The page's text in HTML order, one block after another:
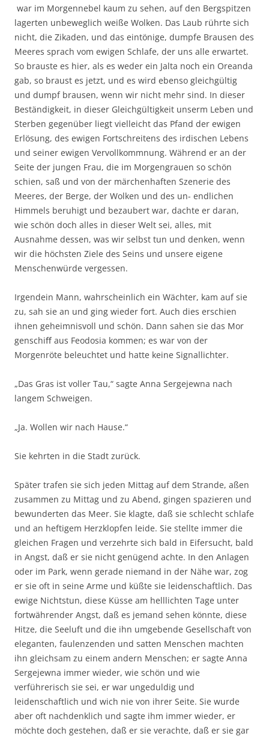
war im Morgennebel kaum zu sehen, auf den Bergspitzen
lagerten unbeweglich weiße Wolken. Das Laub rührte sich
nicht, die Zikaden, und das eintönige, dumpfe Brausen des
Meeres sprach vom ewigen Schlafe, der uns alle erwartet.
So brauste es hier, als es weder ein Jalta noch ein Oreanda
gab, so braust es jetzt, und es wird ebenso gleichgültig
und dumpf brausen, wenn wir nicht mehr sind. In dieser
Beständigkeit, in dieser Gleichgültigkeit unserm Leben und
Sterben gegenüber liegt vielleicht das Pfand der ewigen
Erlösung, des ewigen Fortschreitens des irdischen Lebens
und seiner ewigen Vervollkommnung. Während er an der
Seite der jungen Frau, die im Morgengrauen so schön
schien, saß und von der märchenhaften Szenerie des
Meeres, der Berge, der Wolken und des un- endlichen
Himmels beruhigt und bezaubert war, dachte er daran,
wie schön doch alles in dieser Welt sei, alles, mit
Ausnahme dessen, was wir selbst tun und denken, wenn
wir die höchsten Ziele des Seins und unsere eigene
Menschenwürde vergessen.
Irgendein Mann, wahrscheinlich ein Wächter, kam auf sie
zu, sah sie an und ging wieder fort. Auch dies erschien
ihnen geheimnisvoll und schön. Dann sahen sie das Mor
genschiﬀ aus Feodosia kommen; es war von der
Morgenröte beleuchtet und hatte keine Signallichter.
„Das Gras ist voller Tau,“ sagte Anna Sergejewna nach
langem Schweigen.
„Ja. Wollen wir nach Hause.“
Sie kehrten in die Stadt zurück.
Später trafen sie sich jeden Mittag auf dem Strande, aßen
zusammen zu Mittag und zu Abend, gingen spazieren und
bewunderten das Meer. Sie klagte, daß sie schlecht schlafe
und an heftigem Herzklopfen leide. Sie stellte immer die
gleichen Fragen und verzehrte sich bald in Eifersucht, bald
in Angst, daß er sie nicht genügend achte. In den Anlagen
oder im Park, wenn gerade niemand in der Nähe war, zog
er sie oft in seine Arme und küßte sie leidenschaftlich. Das
ewige Nichtstun, diese Küsse am helllichten Tage unter
fortwährender Angst, daß es jemand sehen könnte, diese
Hitze, die Seeluft und die ihn umgebende Gesellschaft von
eleganten, faulenzenden und satten Menschen machten
ihn gleichsam zu einem andern Menschen; er sagte Anna
Sergejewna immer wieder, wie schön und wie
verführerisch sie sei, er war ungeduldig und
leidenschaftlich und wich nie von ihrer Seite. Sie wurde
aber oft nachdenklich und sagte ihm immer wieder, er
möchte doch gestehen, daß er sie verachte, daß er sie gar